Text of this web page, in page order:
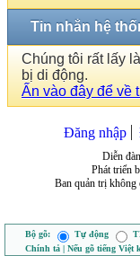
Tin nhắn hệ
Chúng tôi rất lấy
bị di động.
Ấn vào đây để về
Đăng nhập
Diễn
Phát triển
Ban quản trị không
Bộ gõ: Tự động
Chính tả | Nếu gõ tiếng Việt